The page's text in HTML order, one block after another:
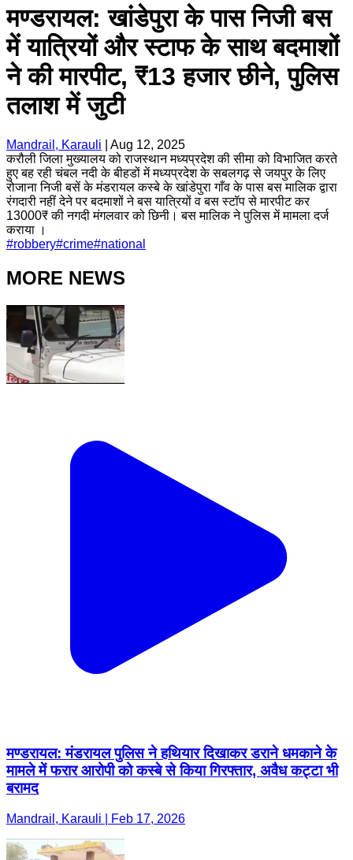
मण्डरायल: खांडेपुरा के पास निजी बस
में यात्रियों और स्टाफ के साथ बदमाशों
ने की मारपीट, ₹13 हजार छीने, पुलिस
तलाश में जुटी
Mandrail, Karauli
Aug 12, 2025
करौली जिला मुख्यालय को राजस्थान मध्यप्रदेश की सीमा को विभाजित करते
हुए बह रही चंबल नदी के बीहडों में मध्यप्रदेश के सबलगढ़ से जयपुर के लिए
रोजाना निजी बसें के मंडरायल कस्बे के खांडेपुरा गाँव के पास बस मालिक द्वारा
रंगदारी नहीं देने पर बदमाशों ने बस यात्रियों व बस स्टॉप से मारपीट कर
13000₹ की नगदी मंगलवार को छिनी। बस मालिक ने पुलिस में मामला दर्ज
कराया ।
#robbery#crime#national
MORE NEWS
मण्डरायल: मंडरायल पुलिस ने हथियार दिखाकर डराने धमकाने के
मामले में फरार आरोपी को कस्बे से किया गिरफ्तार, अवैध कट्टा भी
बरामद
Mandrail, Karauli | Feb 17, 2026